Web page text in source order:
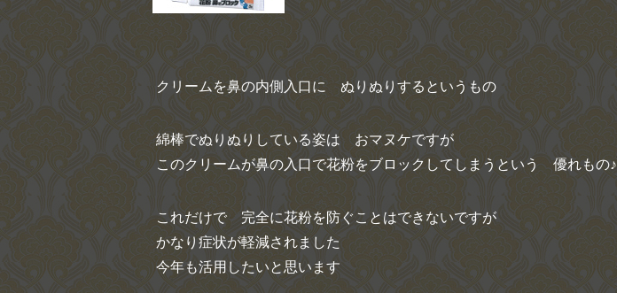
クリームを鼻の内側入口に ぬりぬりするというもの
綿棒でぬりぬりしている姿は おマヌケですが
このクリームが鼻の入口で花粉をブロックしてしまうという 優れもの♪
これだけで 完全に花粉を防ぐことはできないですが
かなり症状が軽減されました
今年も活用したいと思います